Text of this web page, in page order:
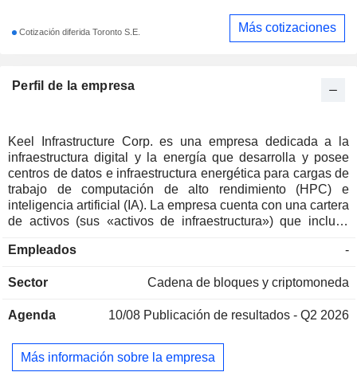
Perfil de la empresa
Keel Infrastructure Corp. es una empresa dedicada a la
infraestructura digital y la energía que desarrolla y posee
centros de datos e infraestructura energética para cargas de
trabajo de computación de alto rendimiento (HPC) e
inteligencia artificial (IA). La empresa cuenta con una cartera
de activos (sus «activos de infraestructura») que incluye
bajo su gestión con centros de datos de minería de bitcoines
red establecidas dentro del mercado mayorista de
% renovable en Quebec (Canadá) y en el estado de
cartera de proyectos de capacidad energética de 2,2
gigavatios (GW), que comprende 648 megavatios (MW) de
Empleados -
Sector Cadena de bloques y criptomoneda
Agenda 10/08 Publicación de resultados - Q2 2026
Más información sobre la empresa
Cotización diferida Toronto S.E. Más cotizaciones